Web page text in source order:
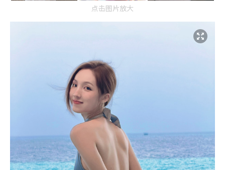
点击图片放大